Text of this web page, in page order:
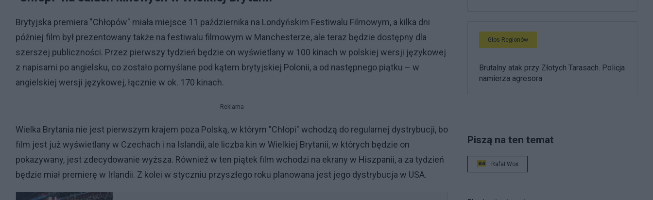
Brytyjska premiera "Chłopów" miała miejsce 11 października na Londyńskim Festiwalu Filmowym, a kilka dni
później film był prezentowany także na festiwalu filmowym w Manchesterze, ale teraz będzie dostępny dla
szerszej publiczności. Przez pierwszy tydzień będzie on wyświetlany w 100 kinach w polskiej wersji językowej
z napisami po angielsku, co zostało pomyślane pod kątem brytyjskiej Polonii, a od następnego piątku – w
angielskiej wersji językowej, łącznie w ok. 170 kinach.
Reklama
Wielka Brytania nie jest pierwszym krajem poza Polską, w którym "Chłopi" wchodzą do regularnej dystrybucji, bo
film jest już wyświetlany w Czechach i na Islandii, ale liczba kin w Wielkiej Brytanii, w których będzie on
pokazywany, jest zdecydowanie wyższa. Również w ten piątek film wchodzi na ekrany w Hiszpanii, a za tydzień
będzie miał premierę w Irlandii. Z kolei w styczniu przyszłego roku planowana jest jego dystrybucja w USA.
Głos Regionów
Brutalny atak przy Złotych Tarasach. Policja
namierza agresora
Piszą na ten temat
Rafał Woś